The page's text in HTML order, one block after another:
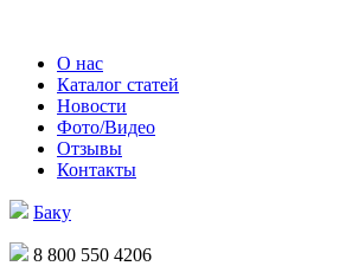
О нас
Каталог статей
Новости
Фото/Видео
Отзывы
Контакты
Баку
8 800 550 4206